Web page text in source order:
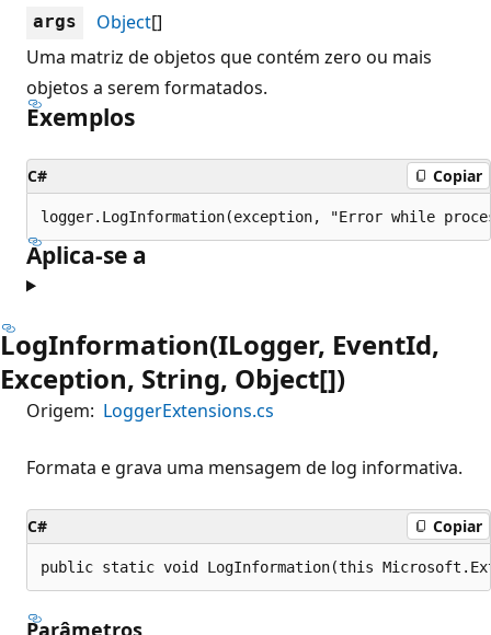
args Object[]
Uma matriz de objetos que contém zero ou mais
objetos a serem formatados.
Exemplos
C# Copiar
Aplica-se a
LogInformation(ILogger, EventId,
Exception, String, Object[])
Origem: LoggerExtensions.cs
Formata e grava uma mensagem de log informativa.
C# Copiar
public static void LogInformation(this
Parâmetros